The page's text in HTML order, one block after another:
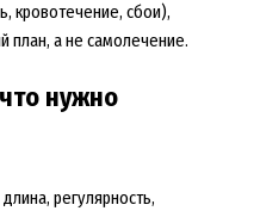
кровотечение, сбои),
план, а не самолечение.
нужно
регулярность,